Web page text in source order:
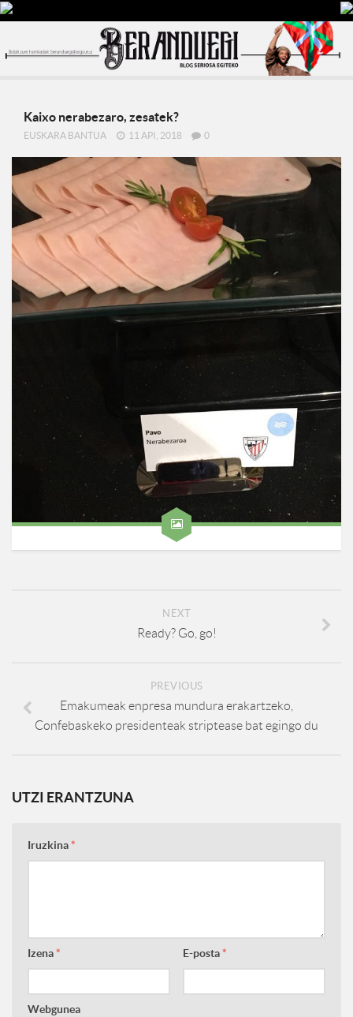
Kaixo nerabezaro, zesatek?
EUSKARA BANTUA 11 API, 2018 0
NEXT
Ready? Go, go!
PREVIOUS
Emakumeak enpresa mundura erakartzeko,
Confebaskeko presidenteak striptease bat egingo du
UTZI ERANTZUNA
Iruzkina*
Izena* E-posta*
Webgunea